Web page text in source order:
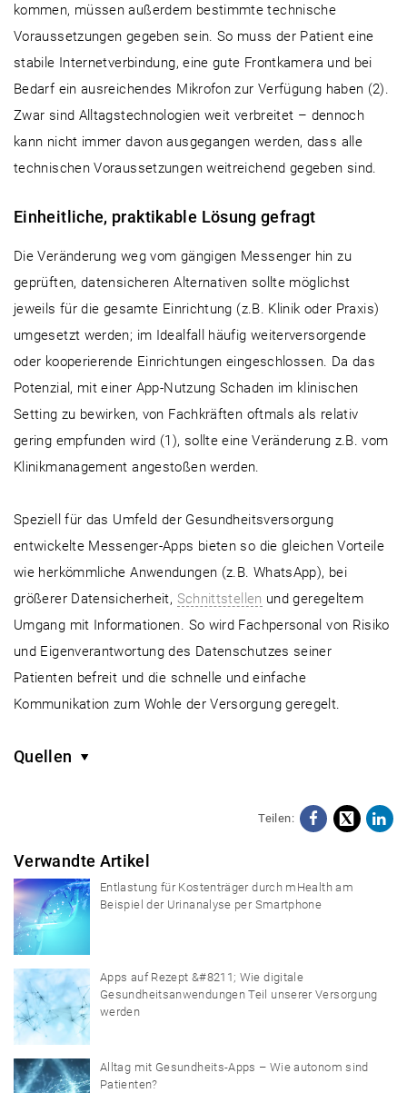
kommen, müssen außerdem bestimmte technische
Voraussetzungen gegeben sein. So muss der Patient eine
stabile Internetverbindung, eine gute Frontkamera und bei
Bedarf ein ausreichendes Mikrofon zur Verfügung haben (2).
Zwar sind Alltagstechnologien weit verbreitet – dennoch
kann nicht immer davon ausgegangen werden, dass alle
technischen Voraussetzungen weitreichend gegeben sind.
Einheitliche, praktikable Lösung gefragt
Die Veränderung weg vom gängigen Messenger hin zu
geprüften, datensicheren Alternativen sollte möglichst
jeweils für die gesamte Einrichtung (z.B. Klinik oder Praxis)
umgesetzt werden; im Idealfall häufig weiterversorgende
oder kooperierende Einrichtungen eingeschlossen. Da das
Potenzial, mit einer App-Nutzung Schaden im klinischen
Setting zu bewirken, von Fachkräften oftmals als relativ
gering empfunden wird (1), sollte eine Veränderung z.B. vom
Klinikmanagement angestoßen werden.
Speziell für das Umfeld der Gesundheitsversorgung
entwickelte Messenger-Apps bieten so die gleichen Vorteile
wie herkömmliche Anwendungen (z.B. WhatsApp), bei
größerer Datensicherheit, Schnittstellen und geregeltem
Umgang mit Informationen. So wird Fachpersonal von Risiko
und Eigenverantwortung des Datenschutzes seiner
Patienten befreit und die schnelle und einfache
Kommunikation zum Wohle der Versorgung geregelt.
Quellen
Teilen: X
Verwandte Artikel
Entlastung für Kostenträger durch mHealth am
Beispiel der Urinanalyse per Smartphone
Apps auf Rezept &#8211; Wie digitale
Gesundheitsanwendungen Teil unserer Versorgung
werden
Alltag mit Gesundheits-Apps – Wie autonom sind
Patienten?